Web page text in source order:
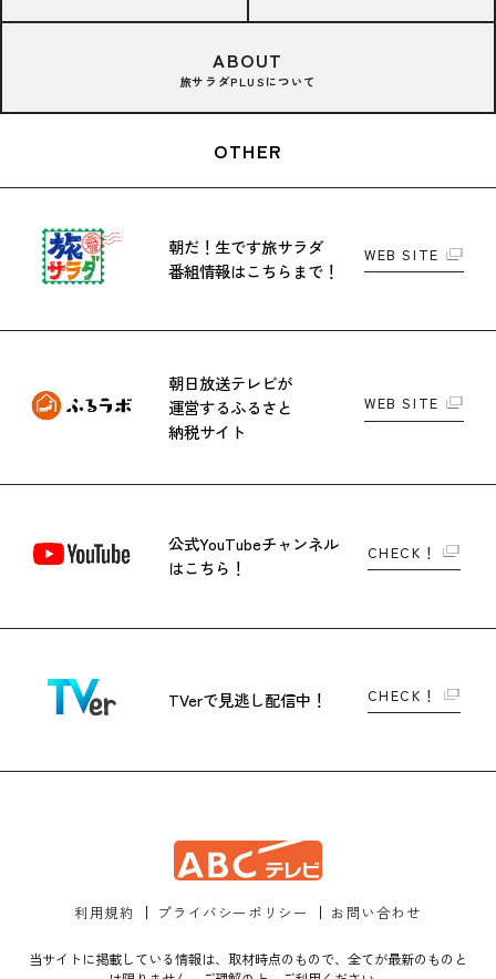
ABOUT
旅サラダPLUSについて
OTHER
朝だ！生です旅サラダ
番組情報はこちらまで！
WEB SITE
朝日放送テレビが
運営するふるさと
納税サイト
WEB SITE
公式YouTubeチャンネル
はこちら！
CHECK！
TVerで見逃し配信中！ CHECK！
利用規約 プライバシーポリシー お問い合わせ
当サイトに掲載している情報は、取材時点のもので、全てが最新のものと